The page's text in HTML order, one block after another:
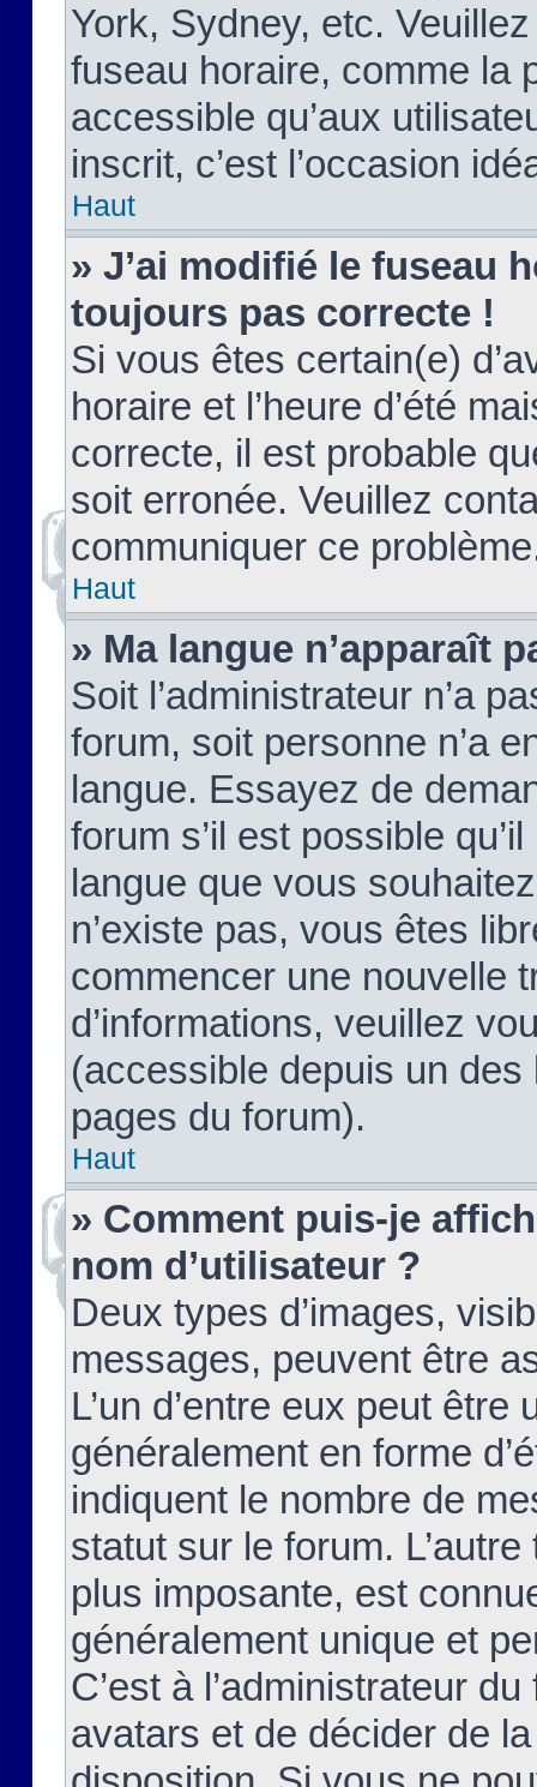
York, Sydney, etc.
fuseau horaire, comme la
accessible qu’aux
inscrit, c’est l’occasion
Haut
» J’ai modifié le fuseau
toujours pas correcte !
Si vous êtes certain(e)
horaire et l’heure d’été
correcte, il est probable
soit erronée. Veuillez
communiquer ce
Haut
» Ma langue n’apparaît
Soit l’administrateur n’a
forum, soit personne n’a
langue. Essayez de
forum s’il est possible
langue que vous
n’existe pas, vous êtes
commencer une nouvelle
d’informations, veuillez
(accessible depuis un
pages du forum).
Haut
» Comment puis-je
nom d’utilisateur ?
Deux types d’images,
messages, peuvent être
L’un d’entre eux peut
généralement en forme
indiquent le nombre de
statut sur le forum.
plus imposante, est
généralement unique et
C’est à l’administrateur
avatars et de décider de